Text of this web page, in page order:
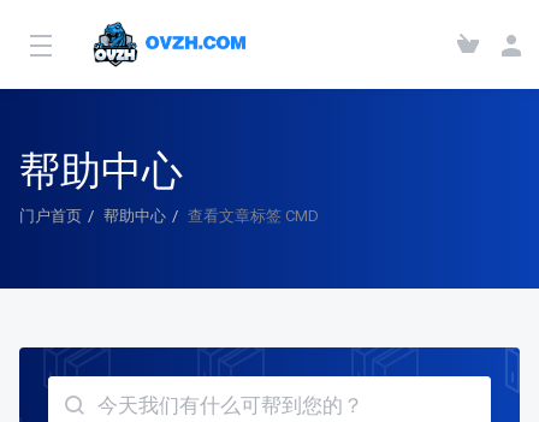
帮助中心
门户首页 帮助中心 查看文章标签 CMD